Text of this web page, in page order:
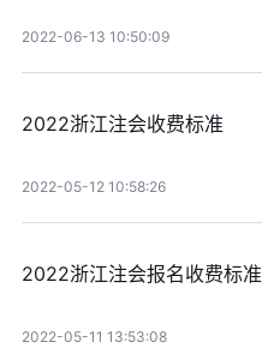
2022-06-13 10:50:09
2022浙江注会收费标准
2022-05-12 10:58:26
2022浙江注会报名收费标准
2022-05-11 13:53:08